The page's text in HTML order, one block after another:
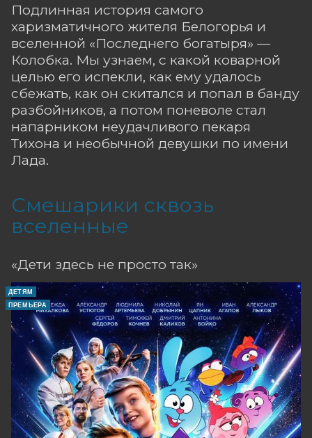
Подлинная история самого
харизматичного жителя Белогорья и
вселенной «Последнего богатыря» —
Колобка. Мы узнаем, с какой коварной
целью его испекли, как ему удалось
сбежать, как он скитался и попал в банду
разбойников, а потом поневоле стал
напарником неудачливого пекаря
Тихона и необычной девушки по имени
Лада.
Смешарики сквозь
вселенные
«Дети здесь не просто так»
ДЕТЯМ
ПРЕМЬЕРА